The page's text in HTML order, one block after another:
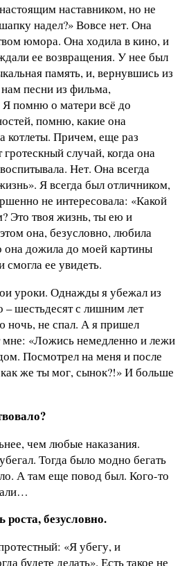
наставником, но не
надел?» Вовсе нет. Она
юмора. Она ходила в кино, и
ее возвращения. У нее был
память, и, вернувшись из
песни из фильма,
Я помню о матери всё до
помню, какие она
котлеты. Причем, еще раз
случай, когда она
Нет. Она всегда
Я всегда был отличником,
не интересовала: «Какой
Это твоя жизнь, ты ею и
она, безусловно, любила
она дожила до моей картины
смогла ее увидеть.
уроки. Однажды я убежал из
шестьдесят с лишним лет
ночь, не спал. А я пришел
«Ложись немедленно и лежи
Посмотрел на меня и после
же ты мог, сынок?!» И больше
чем любые наказания.
Тогда было модно бегать
А там еще повод был. Кого-то
роста, безусловно.
«Я убегу, и
будете делать». Есть такое не